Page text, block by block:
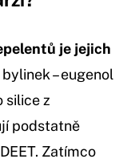
je jejich
– eugenol
silice z
podstatně
Zatímco